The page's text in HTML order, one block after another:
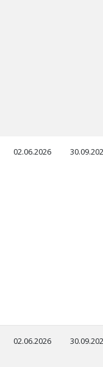
02.06.2026
02.06.2026